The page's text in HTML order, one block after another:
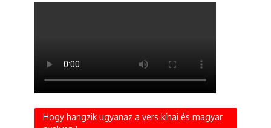
Hogy hangzik ugyanaz a vers kínai és magyar